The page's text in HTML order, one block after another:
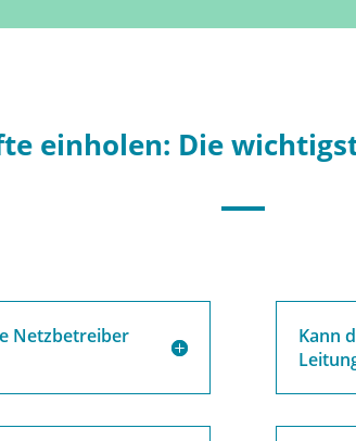
einholen: Die
Netzbetreiber
Kann